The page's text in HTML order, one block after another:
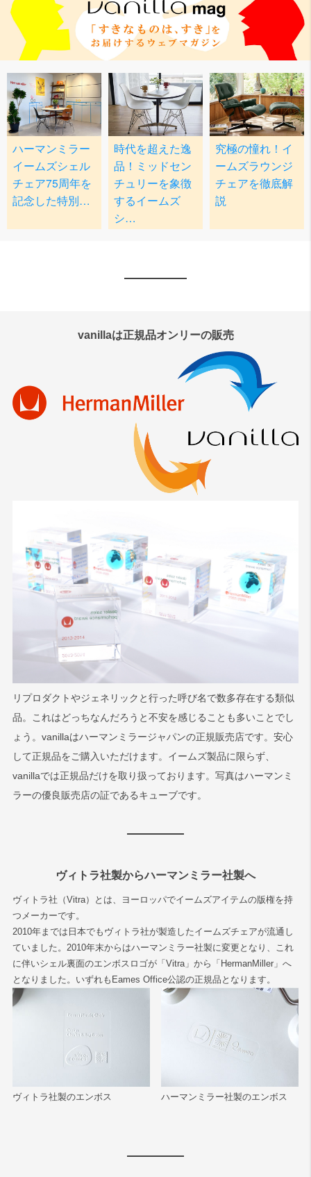
vanillaは正規品オンリーの販売
リプロダクトやジェネリックと行った呼び名で数多存在する類似
品。これはどっちなんだろうと不安を感じることも多いことでし
ょう。vanillaはハーマンミラージャパンの正規販売店です。安心
して正規品をご購入いただけます。イームズ製品に限らず、
vanillaでは正規品だけを取り扱っております。写真はハーマンミ
ラーの優良販売店の証であるキューブです。
ヴィトラ社製からハーマンミラー社製へ
ヴィトラ社（Vitra）とは、ヨーロッパでイームズアイテムの版権を持
つメーカーです。
2010年までは日本でもヴィトラ社が製造したイームズチェアが流通し
ていました。2010年末からはハーマンミラー社製に変更となり、これ
に伴いシェル裏面のエンボスロゴが「Vitra」から「HermanMiller」へ
となりました。いずれもEames Office公認の正規品となります。
ヴィトラ社製のエンボス ハーマンミラー社製のエンボス